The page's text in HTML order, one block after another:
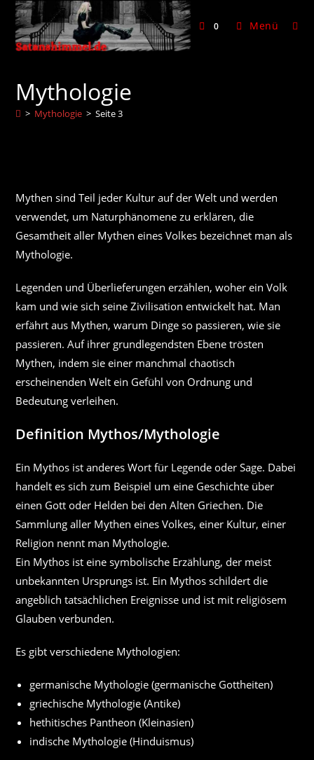
Zum
Inhalt
springen
0 Menü
Mythologie
> Mythologie > Seite 3
Mythen sind Teil jeder Kultur auf der Welt und werden
verwendet, um Naturphänomene zu erklären, die
Gesamtheit aller Mythen eines Volkes bezeichnet man als
Mythologie.
Legenden und Überlieferungen erzählen, woher ein Volk
kam und wie sich seine Zivilisation entwickelt hat. Man
erfährt aus Mythen, warum Dinge so passieren, wie sie
passieren. Auf ihrer grundlegendsten Ebene trösten
Mythen, indem sie einer manchmal chaotisch
erscheinenden Welt ein Gefühl von Ordnung und
Bedeutung verleihen.
Definition Mythos/Mythologie
Ein Mythos ist anderes Wort für Legende oder Sage. Dabei
handelt es sich zum Beispiel um eine Geschichte über
einen Gott oder Helden bei den Alten Griechen. Die
Sammlung aller Mythen eines Volkes, einer Kultur, einer
Religion nennt man Mythologie.
Ein Mythos ist eine symbolische Erzählung, der meist
unbekannten Ursprungs ist. Ein Mythos schildert die
angeblich tatsächlichen Ereignisse und ist mit religiösem
Glauben verbunden.
Es gibt verschiedene Mythologien:
germanische Mythologie (germanische Gottheiten)
griechische Mythologie (Antike)
hethitisches Pantheon (Kleinasien)
indische Mythologie (Hinduismus)